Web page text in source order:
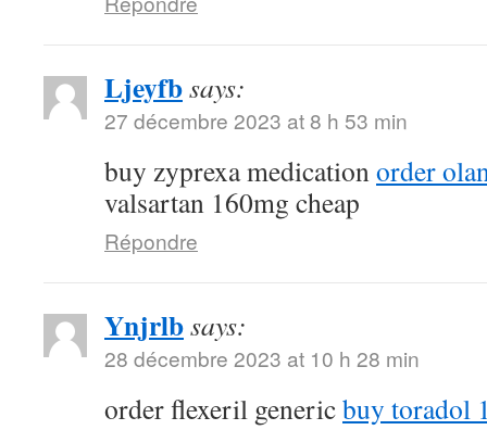
Ljeyfbsays:
27 décembre 2023 at 8 h 53 min
buy zyprexa medication order
valsartan 160mg cheap
Répondre
Ynjrlbsays:
28 décembre 2023 at 10 h 28 min
order flexeril genericbuy toradol